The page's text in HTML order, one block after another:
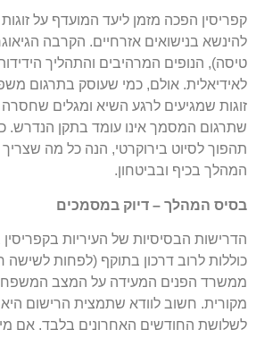
קפריסין הפכה מזמן ליעד המועדף על
להינשא בנישואים אזרחיים. הקרבה
טיסה), הנופים המרהיבים והתהליך
לאידיאלית. אולם, כמי שעוסק בתרגום
זוגות שמגיעים לרגע השיא ומגלים
שתרגום המסמך אינו עומד בתקן הנדרש.
תהפוך לסיוט בירוקרטי, הנה כל מה
המהלך בכיף ובביטחון.
בסיס המהלך – דיוק במסמכים
הדרישות הבסיסיות של העיריות
כוללות לרוב דרכון בתוקף (לפחות
ממשרד הפנים המעידה על המצב
מקורית. חשוב לוודא שתמצית הרישום
לשלושת החודשים האחרונים בלבד. אם